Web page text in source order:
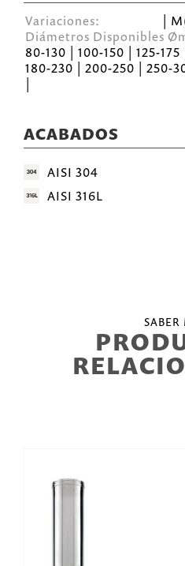
Variaciones:
|
Diámetros Disponibles
80-130 | 100-150 | 125-175
180-230 | 200-250 | 250-
ACABADOS
AISI 304
AISI 316L
SABER